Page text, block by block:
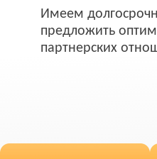
Имеем
предложить
партнерских